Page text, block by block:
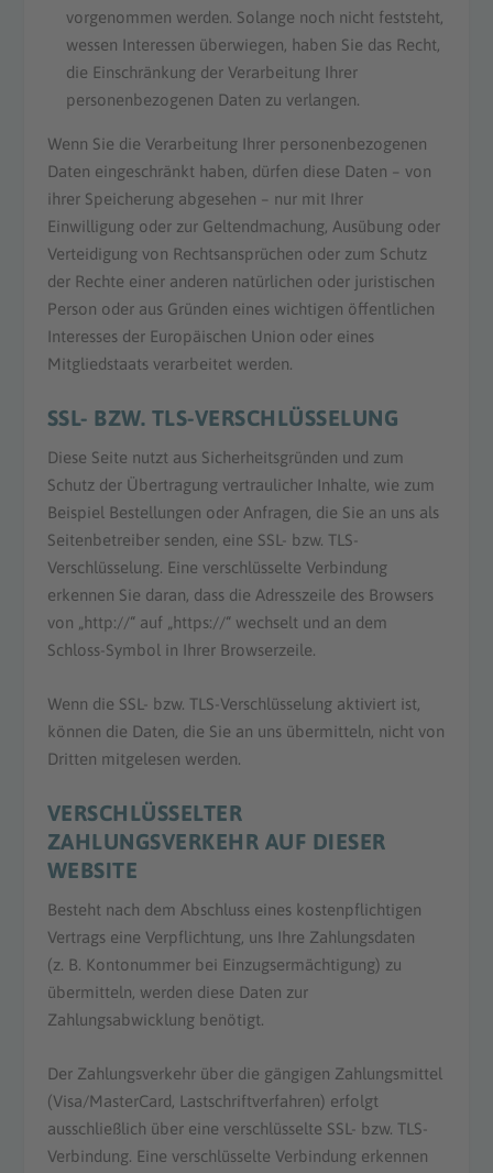
vorgenommen werden. Solange noch nicht feststeht,
wessen Interessen überwiegen, haben Sie das Recht,
die Einschränkung der Verarbeitung Ihrer
personenbezogenen Daten zu verlangen.
Wenn Sie die Verarbeitung Ihrer personenbezogenen
Daten eingeschränkt haben, dürfen diese Daten – von
ihrer Speicherung abgesehen – nur mit Ihrer
Einwilligung oder zur Geltendmachung, Ausübung oder
Verteidigung von Rechtsansprüchen oder zum Schutz
der Rechte einer anderen natürlichen oder juristischen
Person oder aus Gründen eines wichtigen öffentlichen
Interesses der Europäischen Union oder eines
Mitgliedstaats verarbeitet werden.
SSL- BZW. TLS-VERSCHLÜSSELUNG
Diese Seite nutzt aus Sicherheitsgründen und zum
Schutz der Übertragung vertraulicher Inhalte, wie zum
Beispiel Bestellungen oder Anfragen, die Sie an uns als
Seitenbetreiber senden, eine SSL- bzw. TLS-
Verschlüsselung. Eine verschlüsselte Verbindung
erkennen Sie daran, dass die Adresszeile des Browsers
von „http://“ auf „https://“ wechselt und an dem
Schloss-Symbol in Ihrer Browserzeile.
Wenn die SSL- bzw. TLS-Verschlüsselung aktiviert ist,
können die Daten, die Sie an uns übermitteln, nicht von
Dritten mitgelesen werden.
VERSCHLÜSSELTER
ZAHLUNGSVERKEHR AUF DIESER
WEBSITE
Besteht nach dem Abschluss eines kostenpflichtigen
Vertrags eine Verpflichtung, uns Ihre Zahlungsdaten
(z. B. Kontonummer bei Einzugsermächtigung) zu
übermitteln, werden diese Daten zur
Zahlungsabwicklung benötigt.
Der Zahlungsverkehr über die gängigen Zahlungsmittel
(Visa/MasterCard, Lastschriftverfahren) erfolgt
ausschließlich über eine verschlüsselte SSL- bzw. TLS-
Verbindung. Eine verschlüsselte Verbindung erkennen